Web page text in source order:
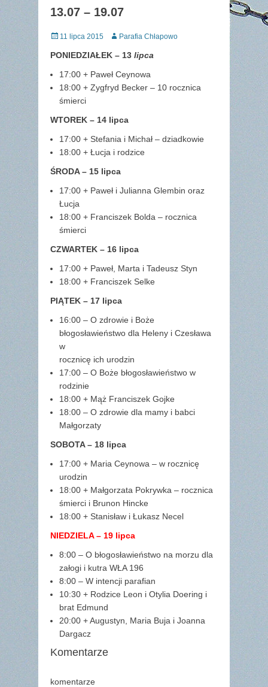
13.07 – 19.07
Posted
11 lipca 2015 AuthorParafia Chłapowo
PONIEDZIAŁEK – 13 lipca
17:00 + Paweł Ceynowa
18:00 + Zygfryd Becker – 10 rocznica
śmierci
WTOREK – 14 lipca
17:00 + Stefania i Michał – dziadkowie
18:00 + Łucja i rodzice
ŚRODA – 15 lipca
17:00 + Paweł i Julianna Glembin oraz
Łucja
18:00 + Franciszek Bolda – rocznica
śmierci
CZWARTEK – 16 lipca
17:00 + Paweł, Marta i Tadeusz Styn
18:00 + Franciszek Selke
PIĄTEK – 17 lipca
16:00 – O zdrowie i Boże
błogosławieństwo dla Heleny i Czesława
w
rocznicę ich urodzin
17:00 – O Boże błogosławieństwo w
rodzinie
18:00 + Mąż Franciszek Gojke
18:00 – O zdrowie dla mamy i babci
Małgorzaty
SOBOTA – 18 lipca
17:00 + Maria Ceynowa – w rocznicę
urodzin
18:00 + Małgorzata Pokrywka – rocznica
śmierci i Brunon Hincke
18:00 + Stanisław i Łukasz Necel
NIEDZIELA – 19 lipca
8:00 – O błogosławieństwo na morzu dla
załogi i kutra WŁA 196
8:00 – W intencji parafian
10:30 + Rodzice Leon i Otylia Doering i
brat Edmund
20:00 + Augustyn, Maria Buja i Joanna
Dargacz
Komentarze
komentarze